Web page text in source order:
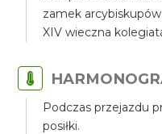
zamek
XIV wieczna
Podczas przejazdu
posiłki.